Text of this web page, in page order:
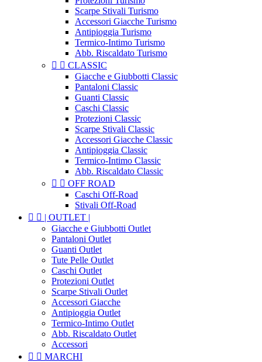
Scarpe Stivali Turismo
Accessori Giacche Turismo
Antipioggia Turismo
Termico-Intimo Turismo
Abb. Riscaldato Turismo
  CLASSIC
Giacche e Giubbotti Classic
Pantaloni Classic
Guanti Classic
Caschi Classic
Protezioni Classic
Scarpe Stivali Classic
Accessori Giacche Classic
Antipioggia Classic
Termico-Intimo Classic
Abb. Riscaldato Classic
  OFF ROAD
Caschi Off-Road
Stivali Off-Road
  | OUTLET |
Giacche e Giubbotti Outlet
Pantaloni Outlet
Guanti Outlet
Tute Pelle Outlet
Caschi Outlet
Protezioni Outlet
Scarpe Stivali Outlet
Accessori Giacche
Antipioggia Outlet
Termico-Intimo Outlet
Abb. Riscaldato Outlet
Accessori
  MARCHI